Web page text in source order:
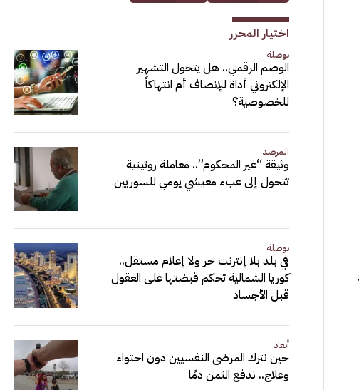
اختيار المحرر
بوصلة
الوصم الرقمي.. هل يتحول التشهير
الإلكتروني أداة للإنصاف أم انتهاكاً
للخصوصية؟
المرصد
وثيقة “غير المحكوم”.. معاملة روتينية
تتحول إلى عبء معيشي يومي للسوريين
بوصلة
في بلد بلا إنترنت حر ولا إعلام مستقل..
كوريا الشمالية تحكم قبضتها على العقول
قبل الأجساد
أبعاد
حين نترك المرضى النفسيين دون احتواء
وعلاج.. ندفع الثمن دمًا